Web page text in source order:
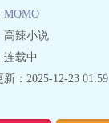
MOMO
高辣小说
连载中
新：2025-12-23 01:59